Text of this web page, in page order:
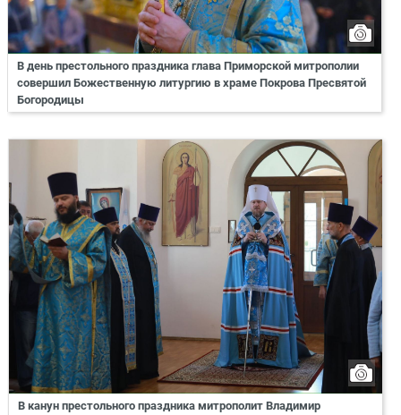
В день престольного праздника глава Приморской митрополии
совершил Божественную литургию в храме Покрова Пресвятой
Богородицы
В канун престольного праздника митрополит Владимир